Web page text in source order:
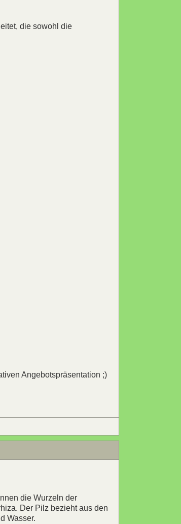
die sowohl die
Angebotspräsentation ;)
die Wurzeln der
Der Pilz bezieht aus den
Wasser.